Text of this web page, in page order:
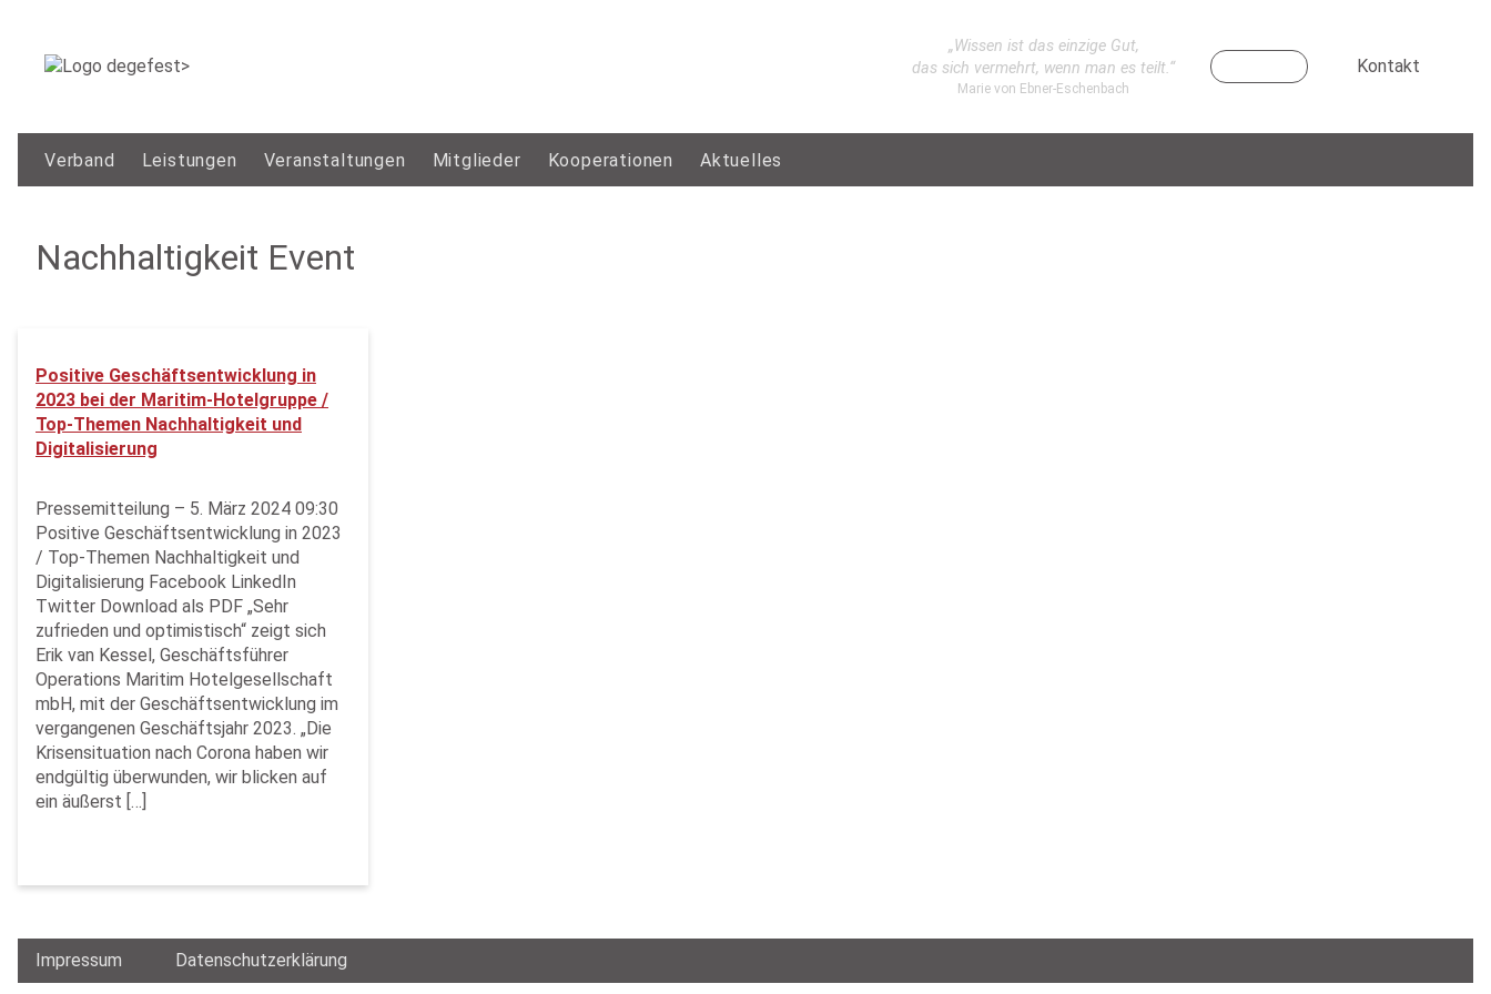
„Wissen ist das einzige Gut,
das sich vermehrt, wenn man es teilt.“
Marie von Ebner-Eschenbach
Kontakt
Verband Leistungen Veranstaltungen Mitglieder Kooperationen Aktuelles
Nachhaltigkeit Event
Positive Geschäftsentwicklung in
2023 bei der Maritim-Hotelgruppe /
Top-Themen Nachhaltigkeit und
Digitalisierung
Pressemitteilung – 5. März 2024 09:30
Positive Geschäftsentwicklung in 2023
/ Top-Themen Nachhaltigkeit und
Digitalisierung Facebook LinkedIn
Twitter Download als PDF „Sehr
zufrieden und optimistisch“ zeigt sich
Erik van Kessel, Geschäftsführer
Operations Maritim Hotelgesellschaft
mbH, mit der Geschäftsentwicklung im
vergangenen Geschäftsjahr 2023. „Die
Krisensituation nach Corona haben wir
endgültig überwunden, wir blicken auf
ein äußerst […]
Impressum Datenschutzerklärung